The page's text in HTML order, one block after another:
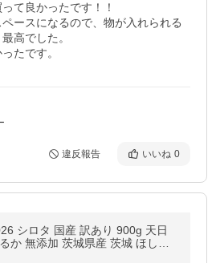
て良かったです！！
ースになるので、物が入れられる
高でした。
たです。
違反報告 いいね 0
シロタ 国産 訳あり 900g 天日
か 無添加 茨城県産 茨城 ほし芋
芋 スイーツ お菓子 和菓子 さつ